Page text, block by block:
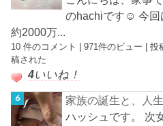
のhachiです☺︎ 今回
約2000万...
10 件のコメント |971件のビュー |投
稿された
4いいね！
家族の誕生と、人
ハッシュです。 次